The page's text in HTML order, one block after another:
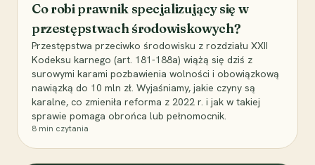
Co robi prawnik specjalizujący się w
przestępstwach środowiskowych?
Przestępstwa przeciwko środowisku z rozdziału XXII
Kodeksu karnego (art. 181-188a) wiążą się dziś z
surowymi karami pozbawienia wolności i obowiązkową
nawiązką do 10 mln zł. Wyjaśniamy, jakie czyny są
karalne, co zmieniła reforma z 2022 r. i jak w takiej
sprawie pomaga obrońca lub pełnomocnik.
8 min czytania